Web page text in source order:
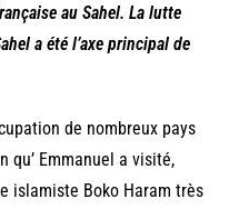
au Sahel. La lutte
a été l’axe principal de
de nombreux pays
qu’ Emmanuel a visité,
islamiste Boko Haram très